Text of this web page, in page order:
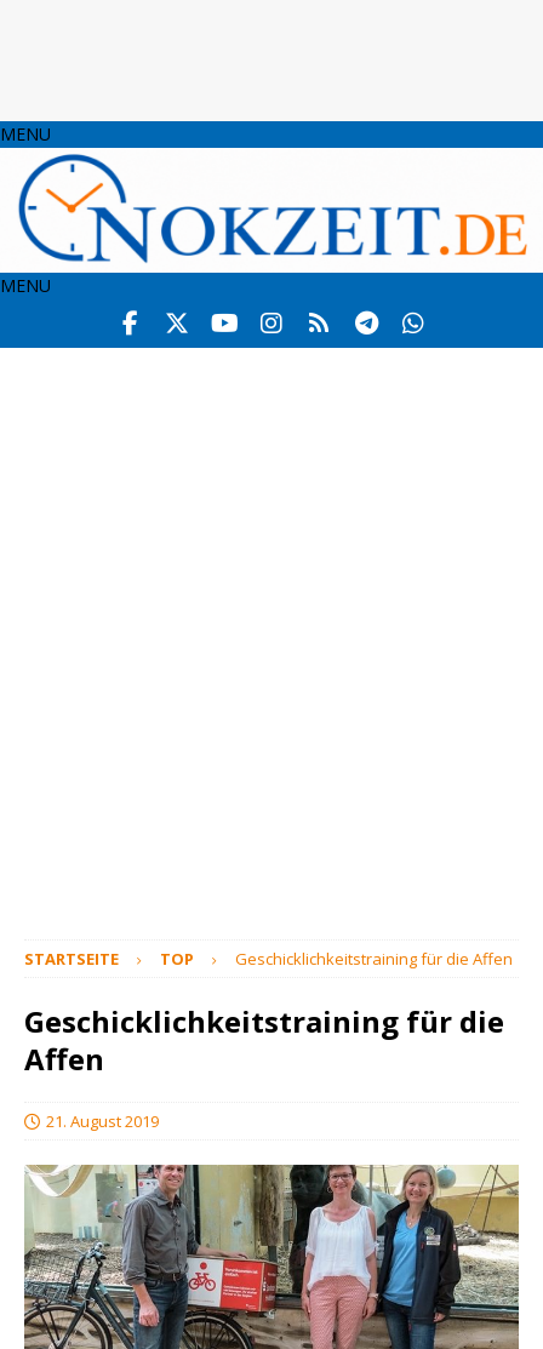
MENU
MENU
STARTSEITE TOP Geschicklichkeitstraining für die Affen
Geschicklichkeitstraining für die
Affen
21. August 2019